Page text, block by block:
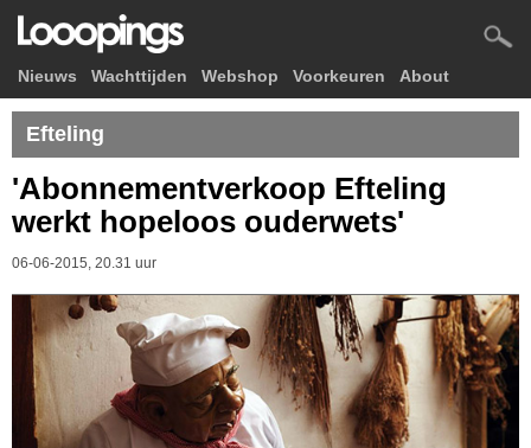
Nieuws Wachttijden Webshop Voorkeuren About
Efteling
'Abonnementverkoop Efteling
werkt hopeloos ouderwets'
06-06-2015, 20.31 uur